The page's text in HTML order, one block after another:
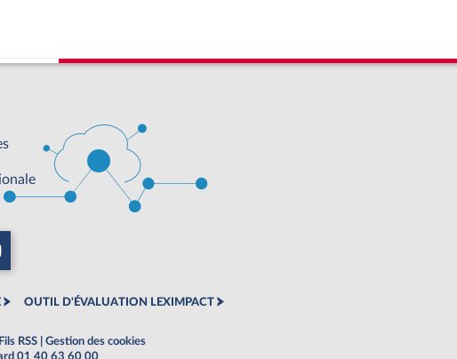
OUTIL D'ÉVALUATION LEXIMPACT
Fils RSS
Gestion des cookies
01 40 63 60 00